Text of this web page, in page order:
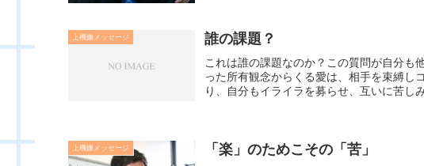
上機嫌メッセージ 誰の課題？
これは誰の課題なのか？この質問が自分も
った所有観念からくる愛は、相手を束縛し
り、自分もイライラを募らせ、互いに苦し
上機嫌メッセージ 「楽」のためこその「苦」